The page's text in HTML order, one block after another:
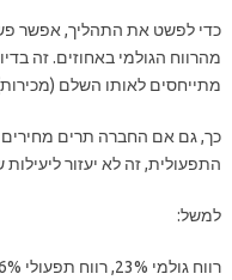
כדי לפשט את התהליך, אפשר
מהרווח הגולמי באחוזים. זה
מתייחסים לאותו השלם
כך, גם אם החברה תרים מחירים
התפעולית, זה לא יעזור ליעילות
למשל: